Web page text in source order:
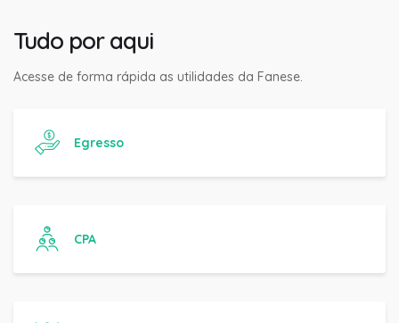
Tudo por aqui
Acesse de forma rápida as utilidades da Fanese.
Egresso
CPA